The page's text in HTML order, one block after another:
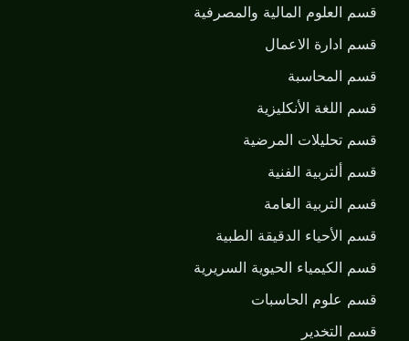
قسم العلوم المالية والمصرفية
قسم ادارة الاعمال
قسم المحاسبة
قسم اللغة الأنكليزية
قسم تحليلات المرضية
قسم ألتربية الفنية
قسم التربية العامة
قسم الأحياء الدقيقة الطبية
قسم الكيمياء الحيوية السريرية
قسم علوم الحاسبات
قسم التخدير